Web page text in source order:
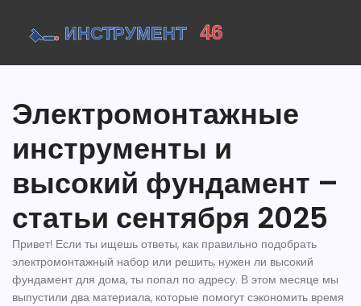
Электромонтажные
инструменты и
высокий фундамент –
статьи сентября 2025
Привет! Если ты ищешь ответы, как правильно подобрать
электромонтажный набор или решить, нужен ли высокий
фундамент для дома, ты попал по адресу. В этом месяце мы
выпустили два материала, которые помогут сэкономить время